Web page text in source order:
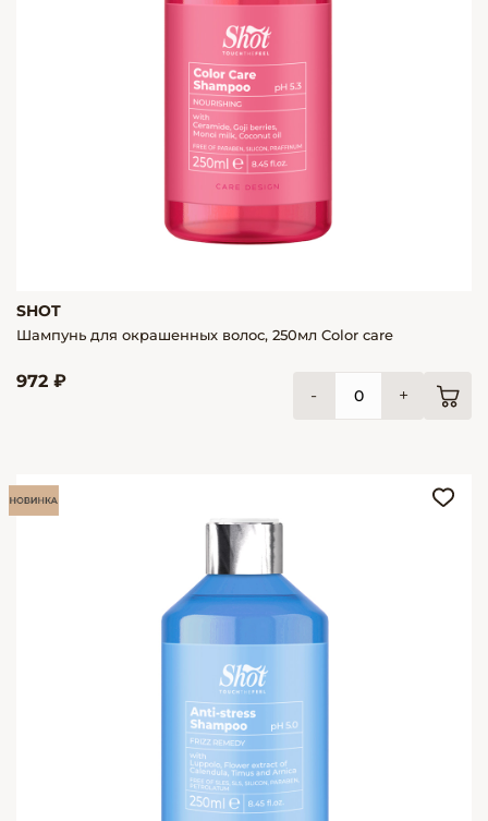
SHOT
Шампунь для окрашенных волос, 250мл Color care
972 ₽
- +